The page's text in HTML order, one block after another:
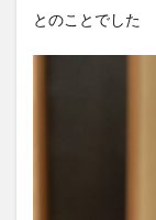
とのことでした